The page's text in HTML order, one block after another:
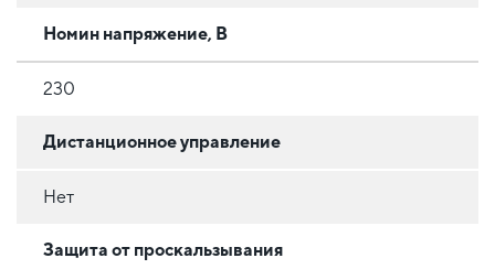
Номин напряжение, В
230
Дистанционное управление
Нет
Защита от проскальзывания